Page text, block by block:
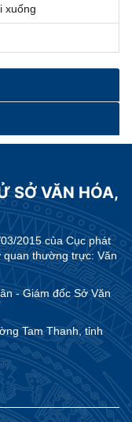
xuống
SỞ VĂN HÓA,
2015 của Cục phát
quan thường trực: Văn
- Giám đốc Sở Văn
Tam Thanh, tỉnh